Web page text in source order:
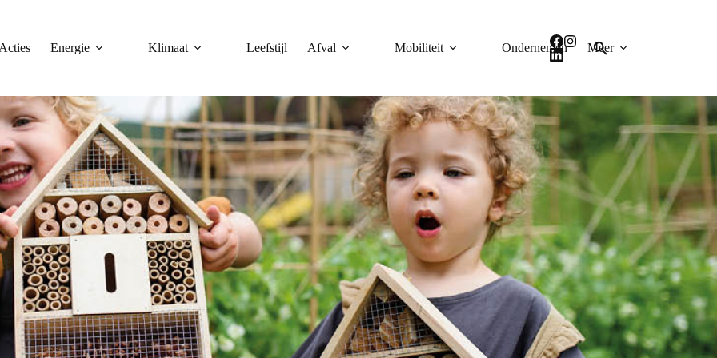
Acties Energie Klimaat Leefstijl Afval Mobiliteit Ondernemen Meer